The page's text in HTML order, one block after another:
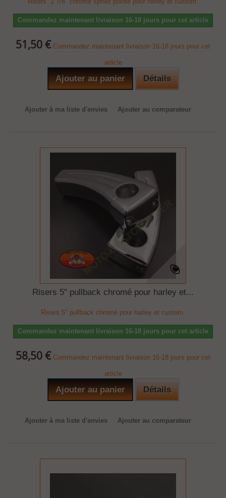
Commandez maintenant livraison 16-18 jours pour cet article
51,50 € Commandez maintenant livraison 16-18 jours pour cet
article
Ajouter au panier Détails
Ajouter à ma liste d'envies Ajouter au comparateur
Risers 5" pullback chromé pour harley et...
Risers 5" pullback chromé pour harley et custom.
Commandez maintenant livraison 16-18 jours pour cet article
58,50 € Commandez maintenant livraison 16-18 jours pour cet
article
Ajouter au panier Détails
Ajouter à ma liste d'envies Ajouter au comparateur